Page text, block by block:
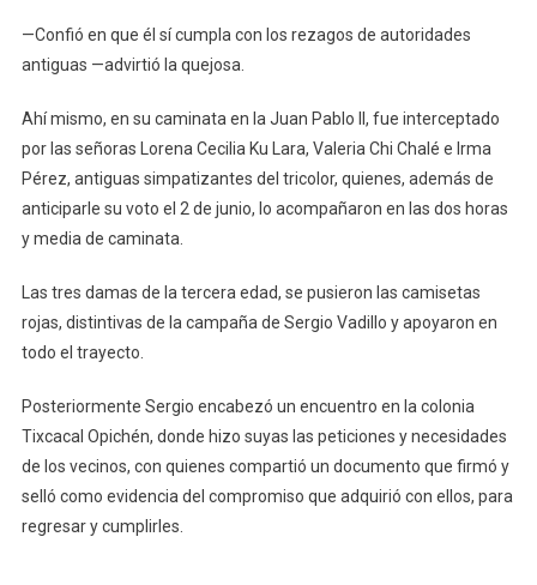
—Confió en que él sí cumpla con los rezagos de autoridades
antiguas —advirtió la quejosa.
Ahí mismo, en su caminata en la Juan Pablo II, fue interceptado
por las señoras Lorena Cecilia Ku Lara, Valeria Chi Chalé e Irma
Pérez, antiguas simpatizantes del tricolor, quienes, además de
anticiparle su voto el 2 de junio, lo acompañaron en las dos horas
y media de caminata.
Las tres damas de la tercera edad, se pusieron las camisetas
rojas, distintivas de la campaña de Sergio Vadillo y apoyaron en
todo el trayecto.
Posteriormente Sergio encabezó un encuentro en la colonia
Tixcacal Opichén, donde hizo suyas las peticiones y necesidades
de los vecinos, con quienes compartió un documento que firmó y
selló como evidencia del compromiso que adquirió con ellos, para
regresar y cumplirles.